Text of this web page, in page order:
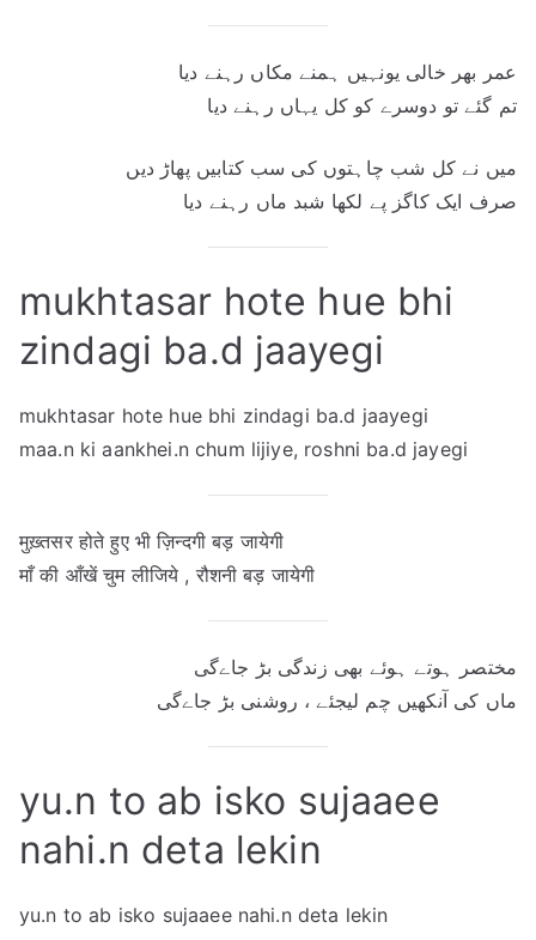
عمر بھر خالی یونہیں ہمنے مکاں رہنے دیا
تم گئے تو دوسرے کو کل یہاں رہنے دیا
میں نے کل شب چاہتوں کی سب کتابیں پھاڑ دیں
صرف ایک کاگز پے لکھا شبد ماں رہنے دیا
mukhtasar hote hue bhi
zindagi ba.d jaayegi
mukhtasar hote hue bhi zindagi ba.d jaayegi
maa.n ki aankhei.n chum lijiye, roshni ba.d jayegi
मुख़्तसर होते हुए भी ज़िन्दगी बड़ जायेगी
माँ की आँखें चुम लीजिये , रौशनी बड़ जायेगी
مختصر ہوتے ہوئے بھی زندگی بڑ جاےگی
ماں کی آنکھیں چم لیجئے ، روشنی بڑ جاےگی
yu.n to ab isko sujaaee
nahi.n deta lekin
yu.n to ab isko sujaaee nahi.n deta lekin